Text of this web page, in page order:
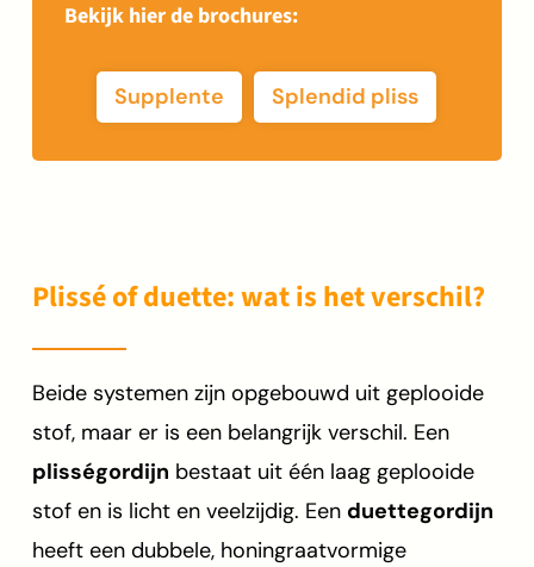
Bekijk hier de brochures:
Supplente Splendid pliss
Plissé of duette: wat is het verschil?
Beide systemen zijn opgebouwd uit geplooide
stof, maar er is een belangrijk verschil. Een
plisségordijn bestaat uit één laag geplooide
stof en is licht en veelzijdig. Een duettegordijn
heeft een dubbele, honingraatvormige